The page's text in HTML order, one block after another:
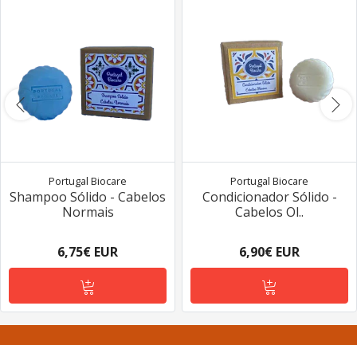
Portugal Biocare
Shampoo Sólido - Cabelos
Normais
6,75€ EUR
Portugal Biocare
Condicionador Sólido -
Cabelos Ol..
6,90€ EUR